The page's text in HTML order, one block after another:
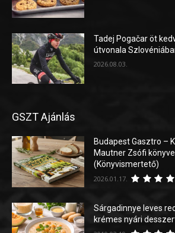
Tadej Pogačar öt
útvonala
2026.08.03.
GSZT Ajánlás
Budapest Gasztro –
Mautner Zsófi
(Könyvismertető)
2026.01.17.
Sárgadinnye leves
krémes nyári